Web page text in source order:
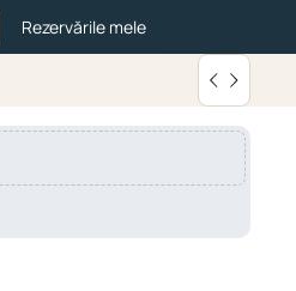
Rezervările mele